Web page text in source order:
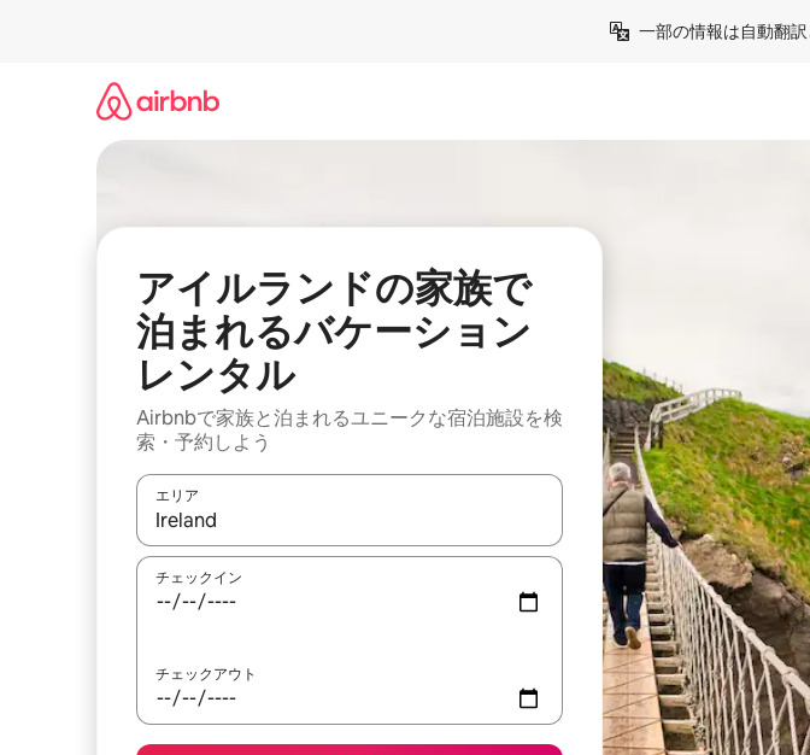
一部の情報は自動翻訳
アイルランドの家族で
泊まれるバケーション
レンタル
Airbnbで家族と泊まれるユニークな宿泊施設を検
索・予約しよう
エリア
検索結果が表示されたら、上下の矢印キーを使って移動するか、画面をタッチまたは
チェックイン
チェックアウト